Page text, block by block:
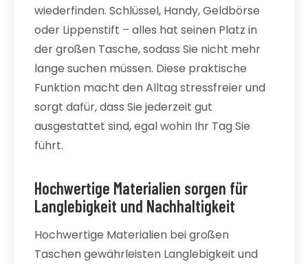
wiederfinden. Schlüssel, Handy, Geldbörse
oder Lippenstift – alles hat seinen Platz in
der großen Tasche, sodass Sie nicht mehr
lange suchen müssen. Diese praktische
Funktion macht den Alltag stressfreier und
sorgt dafür, dass Sie jederzeit gut
ausgestattet sind, egal wohin Ihr Tag Sie
führt.
Hochwertige Materialien sorgen für
Langlebigkeit und Nachhaltigkeit
Hochwertige Materialien bei großen
Taschen gewährleisten Langlebigkeit und